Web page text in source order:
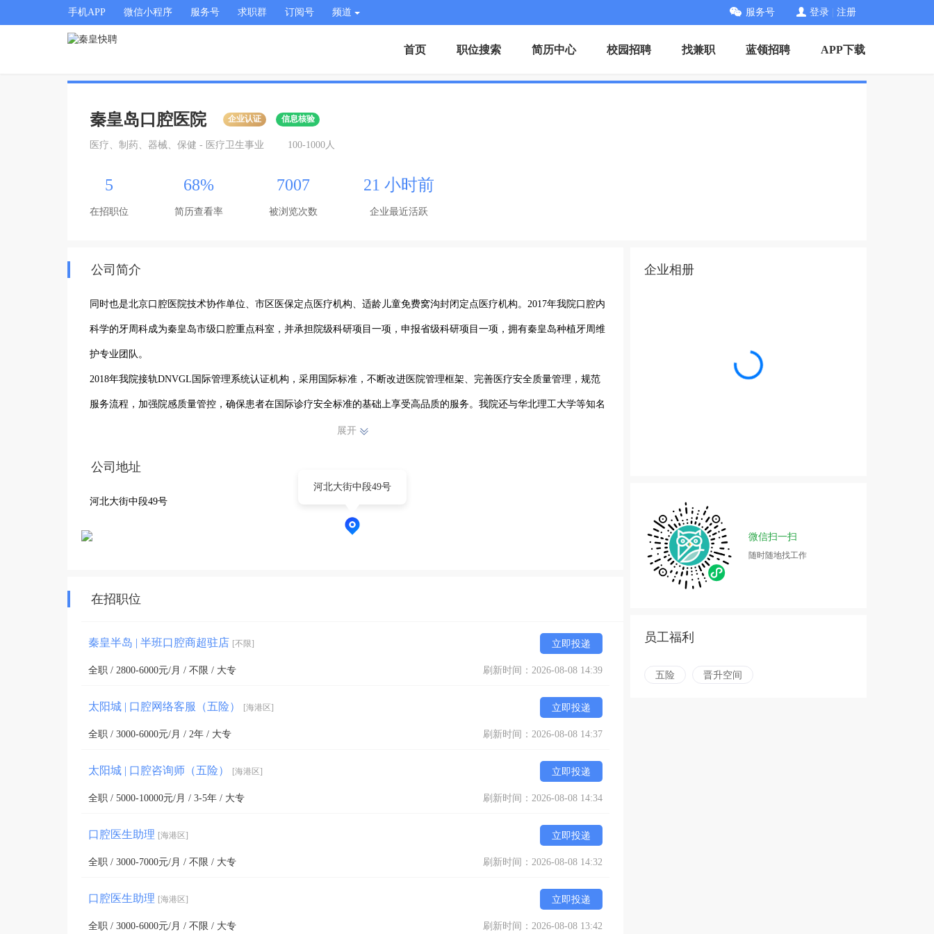
手机APP 微信小程序 服务号 求职群 订阅号 频道 服务号 登录 注册
首页 职位搜索 简历中心 校园招聘 找兼职 蓝领招聘 APP下载
秦皇岛口腔医院 企业认证 信息核验
医疗、制药、器械、保健 - 医疗卫生事业 100-1000人
5
在招职位
68%
简历查看率
7007
被浏览次数
21 小时前
企业最近活跃
公司简介
同时也是北京口腔医院技术协作单位、市区医保定点医疗机构、适龄儿童免费窝沟封闭定点医疗机构。2017年我院口腔内
科学的牙周科成为秦皇岛市级口腔重点科室，并承担院级科研项目一项，申报省级科研项目一项，拥有秦皇岛种植牙周维
护专业团队。
2018年我院接轨DNVGL国际管理系统认证机构，采用国际标准，不断改进医院管理框架、完善医疗安全质量管理，规范
服务流程，加强院感质量管控，确保患者在国际诊疗安全标准的基础上享受高品质的服务。我院还与华北理工大学等知名
院校进行合作，作为口腔专业实习基地，确保医疗人才的供给与培养，打造集医疗、科研、预防和保健为一体的专业口腔
展开
公司地址
河北大街中段49号
河北大街中段49号
在招职位
秦皇半岛 | 半班口腔商超驻店 [不限] 立即投递
全职 / 2800-6000元/月 / 不限 / 大专 刷新时间：2026-08-08 14:39
太阳城 | 口腔网络客服（五险） [海港区] 立即投递
全职 / 3000-6000元/月 / 2年 / 大专 刷新时间：2026-08-08 14:37
太阳城 | 口腔咨询师（五险） [海港区] 立即投递
全职 / 5000-10000元/月 / 3-5年 / 大专 刷新时间：2026-08-08 14:34
口腔医生助理 [海港区] 立即投递
全职 / 3000-7000元/月 / 不限 / 大专 刷新时间：2026-08-08 14:32
口腔医生助理 [海港区] 立即投递
全职 / 3000-6000元/月 / 不限 / 大专 刷新时间：2026-08-08 13:42
企业相册
微信扫一扫
随时随地找工作
员工福利
五险 晋升空间